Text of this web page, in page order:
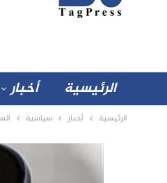
الرئيسية أخبار
الرئيسية أخبار سياسية